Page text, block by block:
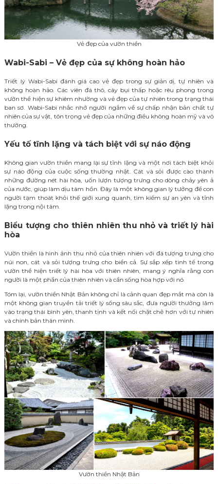
Vẻ đẹp của vườn thiền
Wabi-Sabi – Vẻ đẹp của sự không hoàn hảo
Triết lý Wabi-Sabi đánh giá cao vẻ đẹp trong sự giản dị, tự nhiên và
không hoàn hảo. Các viên đá thô, cây bụi thấp hoặc rêu phong trong
vườn thể hiện sự khiêm nhường và vẻ đẹp của tự nhiên trong trạng thái
ban sơ. Wabi-Sabi nhắc nhở người ngắm về sự chấp nhận bản chất tự
nhiên của sự vật, tôn trọng vẻ đẹp của những điều không hoàn mỹ và vô
thường.
Yếu tố tĩnh lặng và tách biệt với sự náo động
Không gian vườn thiền mang lại sự tĩnh lặng và một nơi tách biệt khỏi
sự náo động của cuộc sống thường nhật. Cát và sỏi được cào thành
những đường nét hài hòa, uốn lượn tượng trưng cho dòng chảy yên ả
của nước, giúp làm dịu tâm hồn. Đây là một không gian lý tưởng để con
người tạm thoát khỏi thế giới xung quanh, tìm kiếm sự an yên và tĩnh
lặng trong nội tâm.
Biểu tượng cho thiên nhiên thu nhỏ và triết lý hài
hòa
Vườn thiền là hình ảnh thu nhỏ của thiên nhiên với đá tượng trưng cho
núi non, cát và sỏi tượng trưng cho biển cả. Sự sắp xếp tinh tế trong
vườn thể hiện triết lý hài hòa với thiên nhiên, mang ý nghĩa rằng con
người là một phần của thiên nhiên và cần sống hòa hợp với nó.
Tóm lại, vườn thiền Nhật Bản không chỉ là cảnh quan đẹp mắt mà còn là
một không gian truyền tải triết lý sống sâu sắc, đưa người thưởng lãm
vào trạng thái bình yên, thanh tịnh và kết nối chặt chẽ hơn với tự nhiên
và chính bản thân mình.
Vườn thiền Nhật Bản